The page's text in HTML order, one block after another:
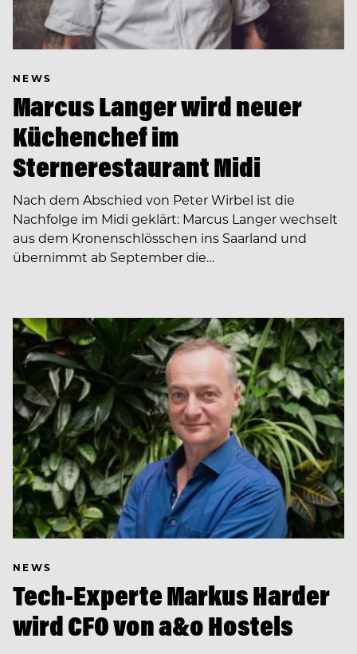
NEWS
Marcus Langer wird neuer
Küchenchef im
Sternerestaurant Midi
Nach dem Abschied von Peter Wirbel ist die
Nachfolge im Midi geklärt: Marcus Langer wechselt
aus dem Kronenschlösschen ins Saarland und
übernimmt ab September die…
NEWS
Tech-Experte Markus Harder
wird CFO von a&o Hostels